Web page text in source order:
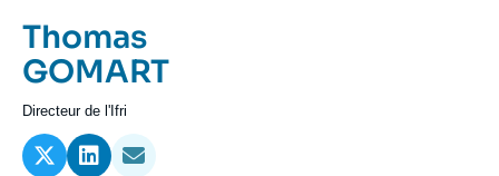
Prénom
de
l'expert
Thomas
Nom
de
l'expert
GOMART
Intitulé
du
poste
Directeur de l'Ifri